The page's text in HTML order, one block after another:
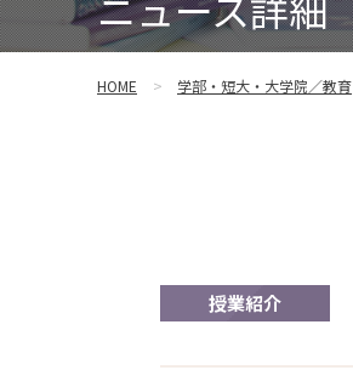
HOME 学部・短大・大学院／教育
授業紹介